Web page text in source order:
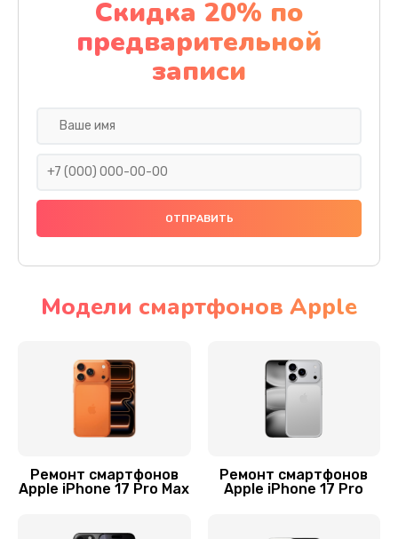
Ремонт материнской платы
2000 руб.
Заказать
Замена камеры
Восстановление после попадания влаги
Заказать
Скидка 20% по
предварительной
записи
Модели смартфонов Apple
Ремонт смартфонов
Apple iPhone 17 Pro Max
Ремонт смартфонов
Apple iPhone 17 Pro